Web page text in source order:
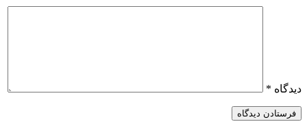
دیدگاه *